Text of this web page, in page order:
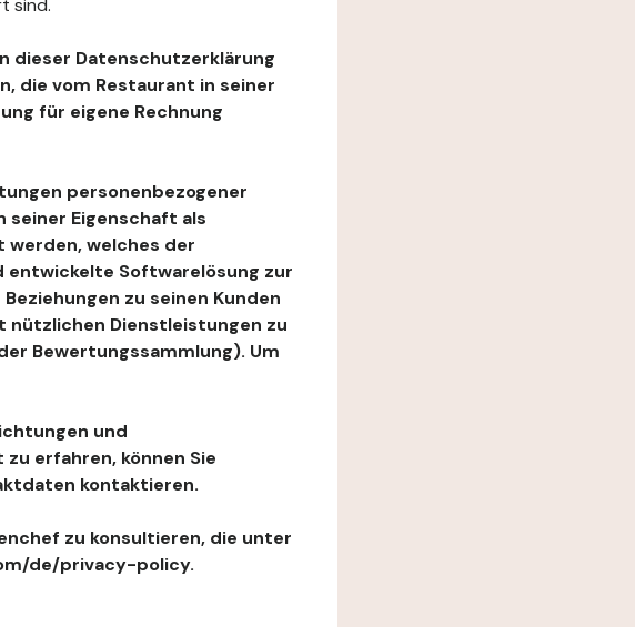
sind.
dieser Datenschutzerklärung
die vom Restaurant in seiner
für eigene Rechnung
personenbezogener
Eigenschaft als
welches der
Softwarelösung zur
zu seinen Kunden
nützlichen Dienstleistungen zu
Bewertungssammlung). Um
und
erfahren, können Sie
kontaktieren.
zu konsultieren, die unter
de/privacy-policy.